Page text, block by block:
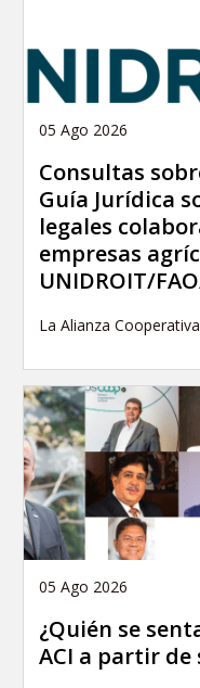
05 Ago 2026
Consultas
Guía Jurídica
legales
empresas
UNIDROIT/
La Alianza
05 Ago 2026
¿Quién se
ACI a partir de